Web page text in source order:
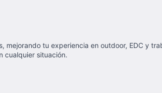
mejorando tu experiencia en outdoor, EDC y
cualquier situación.